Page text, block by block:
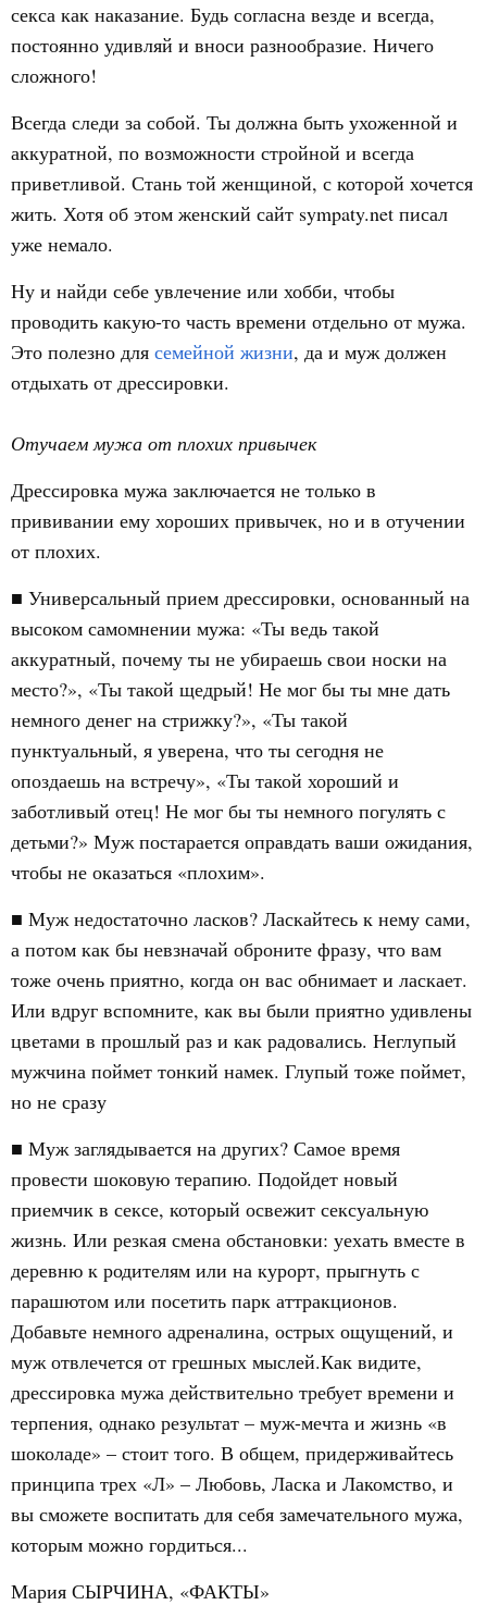
секса как наказание. Будь согласна везде и всегда,
постоянно удивляй и вноси разнообразие. Ничего
сложного!
Всегда следи за собой. Ты должна быть ухоженной и
аккуратной, по возможности стройной и всегда
приветливой. Стань той женщиной, с которой хочется
жить. Хотя об этом женский сайт sympaty.net писал
уже немало.
Ну и найди себе увлечение или хобби, чтобы
проводить какую-то часть времени отдельно от мужа.
Это полезно для семейной жизни, да и муж должен
отдыхать от дрессировки.
Отучаем мужа от плохих привычек
Дрессировка мужа заключается не только в
прививании ему хороших привычек, но и в отучении
от плохих.
■ Универсальный прием дрессировки, основанный на
высоком самомнении мужа: «Ты ведь такой
аккуратный, почему ты не убираешь свои носки на
место?», «Ты такой щедрый! Не мог бы ты мне дать
немного денег на стрижку?», «Ты такой
пунктуальный, я уверена, что ты сегодня не
опоздаешь на встречу», «Ты такой хороший и
заботливый отец! Не мог бы ты немного погулять с
детьми?» Муж постарается оправдать ваши ожидания,
чтобы не оказаться «плохим».
■ Муж недостаточно ласков? Ласкайтесь к нему сами,
а потом как бы невзначай оброните фразу, что вам
тоже очень приятно, когда он вас обнимает и ласкает.
Или вдруг вспомните, как вы были приятно удивлены
цветами в прошлый раз и как радовались. Неглупый
мужчина поймет тонкий намек. Глупый тоже поймет,
но не сразу
■ Муж заглядывается на других? Самое время
провести шоковую терапию. Подойдет новый
приемчик в сексе, который освежит сексуальную
жизнь. Или резкая смена обстановки: уехать вместе в
деревню к родителям или на курорт, прыгнуть с
парашютом или посетить парк аттракционов.
Добавьте немного адреналина, острых ощущений, и
муж отвлечется от грешных мыслей.Как видите,
дрессировка мужа действительно требует времени и
терпения, однако результат – муж-мечта и жизнь «в
шоколаде» – стоит того. В общем, придерживайтесь
принципа трех «Л» – Любовь, Ласка и Лакомство, и
вы сможете воспитать для себя замечательного мужа,
которым можно гордиться...
Мария СЫРЧИНА, «ФАКТЫ»